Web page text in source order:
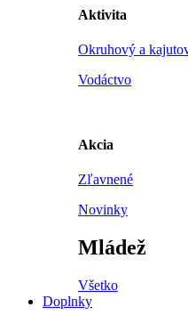
Aktivita
Okruhový a
Vodáctvo
Akcia
Zľavnené
Novinky
Mládež
Všetko
Doplnky